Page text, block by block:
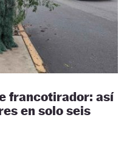
francotirador: así
en solo seis